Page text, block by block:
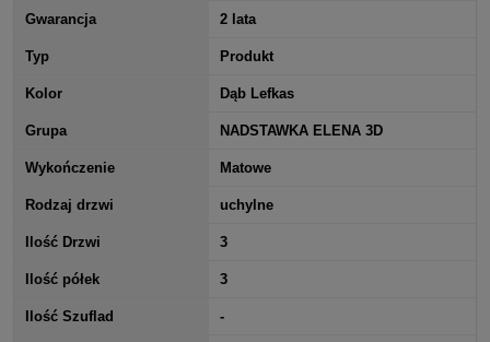
Gwarancja 2 lata
Typ Produkt
Kolor Dąb Lefkas
Grupa NADSTAWKA ELENA 3D
Wykończenie Matowe
Rodzaj drzwi uchylne
Ilość Drzwi 3
Ilość półek 3
Ilość Szuflad -